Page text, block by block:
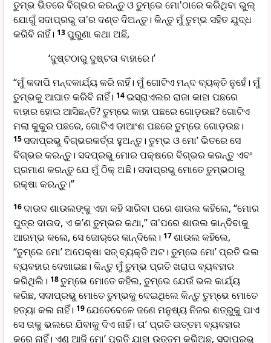
ତୁମ୍ଭ ଭିତରେ ବିଗ୍ଭର କରନ୍ତୁ ଓ ତୁମ୍ଭେ ମୋ'ଠାରେ କରିଥିବା ଭୁଲ୍
ଯୋଗୁଁ ସଦାପ୍ରଭୁ ତା'ର ଦଣ୍ତ ଦିଅନ୍ତୁ। କିନ୍ତୁ ମୁଁ ତୁମ୍ଭ ସହିତ ଯୁଦ୍ଧ
କରିବି ନାହିଁ। 13ପୁରୁଣା କଥା ଅଛି,
‘ଦୁଷ୍ଟଠାରୁ ଦୁଷ୍ଟତା ବାହାରେ।’
“ମୁଁ କଦାପି ମନ୍ଦକାର୍ଯ୍ୟ କରି ନାହିଁ। ମୁଁ ଗୋଟିଏ ମନ୍ଦ ବ୍ୟକ୍ତି ନୁହେଁ। ମୁଁ
ତୁମ୍ଭକୁ ଆଘାତ କରିବି ନାହିଁ। 14ଇସ୍ରାଏଲର ରାଜା କାହା ପଛରେ
ବାହାର ହୋଇ ଆସିଛନ୍ତି? ତୁମ୍ଭେ କାହା ପଛରେ ଗୋଡ଼ଉଛ? ଗୋଟିଏ
ମଲା କୁକୁର ପଛରେ, ଗୋଟିଏ ଡାଆଂଶ ପଛରେ ତୁମ୍ଭେ ଗୋଡ଼ଉଛ।
15ସଦାପ୍ରଭୁ ବିଗ୍ଭରକର୍ତ୍ତା ହୁଅନ୍ତୁ। ତୁମ୍ଭ ଓ ମୋ’ ଭିତରେ ସେ
ବିଗ୍ଭର କରନ୍ତୁ। ସଦପ୍ରଭୁ ମୋର ପକ୍ଷରେ ବିଗ୍ଭର କରନ୍ତୁ ଏବଂ
ପ୍ରମାଣ କରନ୍ତୁ ଯେ ମୁଁ ଠିକ୍ ଅଛି। ସଦାପ୍ରଭୁ ମୋତେ ତୁମ୍ଭଠାରୁ
ରକ୍ଷା କରନ୍ତୁ।”
16ଦାଉଦ ଶାଉଲଙ୍କୁ ଏହା କହି ସାରିବା ପରେ ଶାଉଲ କହିଲେ, “ମୋର
ପୁତ୍ର ଦାଉଦ, ଏ କ’ଣ ତୁମ୍ଭର କଥା,” ତା'ପରେ ଶାଉଲ କାନ୍ଦିବାକୁ
ଆରମ୍ଭ କଲେ, ସେ ଜୋ‌ର୍‌ରେ କାନ୍ଦିଲେ। 17ଶାଉଲ କହିଲେ,
“ତୁମ୍ଭେ ମୋ’ ଅପେକ୍ଷା ସତ୍ ବ୍ୟକ୍ତି ଅଟ। ତୁମ୍ଭେ ମୋ’ ପ୍ରତି ଭଲ
ବ୍ୟବହାର ଦେଖାଇଛ। କିନ୍ତୁ ମୁଁ ତୁମ୍ଭ ପ୍ରତି ଖରାପ ବ୍ୟବହାର
କରିଥିଲି। 18ତୁମ୍ଭେ ମୋତେ କହିଲ, ତୁମ୍ଭେ ଯେଉଁ ଭଲ କାର୍ଯ୍ୟ
କରିଛ, ସଦାପ୍ରଭୁ ମୋତେ ତୁମ୍ଭକୁ ଦେଇଥିଲେ କିନ୍ତୁ ତୁମ୍ଭେ ମୋତେ
ହତ୍ୟା କଲ ନାହିଁ। 19ଯେତେବେଳେ ଜଣେ ମନୁଷ୍ୟ ନିଜର ଶତ୍ରୁକୁ ପାଏ
ସେ ତାକୁ ଭଲରେ ଯିବାକୁ ଦିଏ ନାହିଁ। ତା’ ପ୍ରତି ଉତ୍ତମ ବ୍ୟବହାର
କରେ ନାହିଁ। ଏଣୁ ଆଜି ମୋ’ ପ୍ରତି ଯାହା ଉତ୍ତମ କରିଅଛ, ସଦାପ୍ରଭୁ